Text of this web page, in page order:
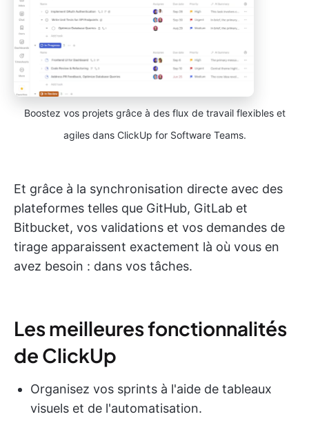
Boostez vos projets grâce à des flux de travail flexibles et
agiles dans ClickUp for Software Teams.
Et grâce à la synchronisation directe avec des
plateformes telles que GitHub, GitLab et
Bitbucket, vos validations et vos demandes de
tirage apparaissent exactement là où vous en
avez besoin : dans vos tâches.
Les meilleures fonctionnalités
de ClickUp
Organisez vos sprints à l'aide de tableaux
visuels et de l'automatisation.